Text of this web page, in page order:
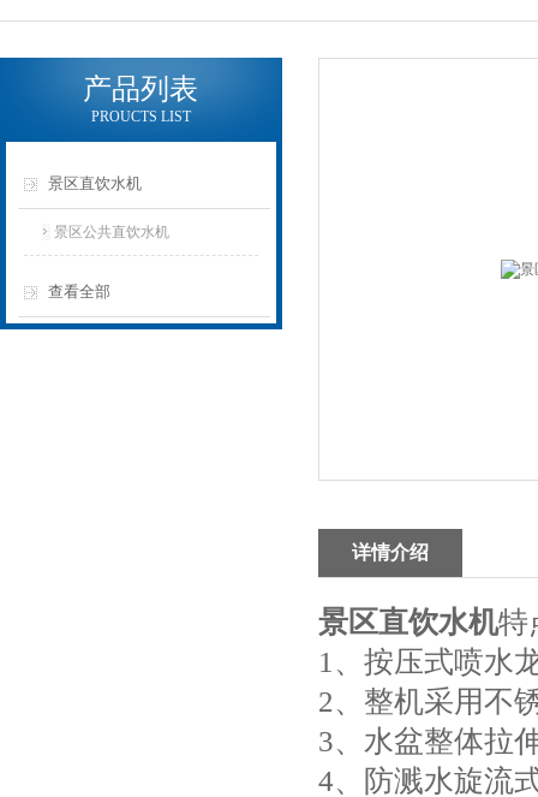
产品列表
PROUCTS LIST
景区直饮水机
景区公共直饮水机
查看全部
详情介绍
景区直饮水机特
1、按压式喷水
2、整机采用不
3、水盆整体拉
4、防溅水旋流